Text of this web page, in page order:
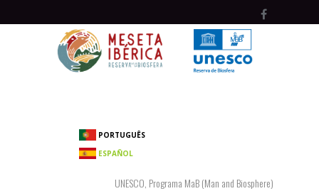
PORTUGUÊS
ESPAÑOL
UNESCO, Programa MaB (Man and Biosphere)